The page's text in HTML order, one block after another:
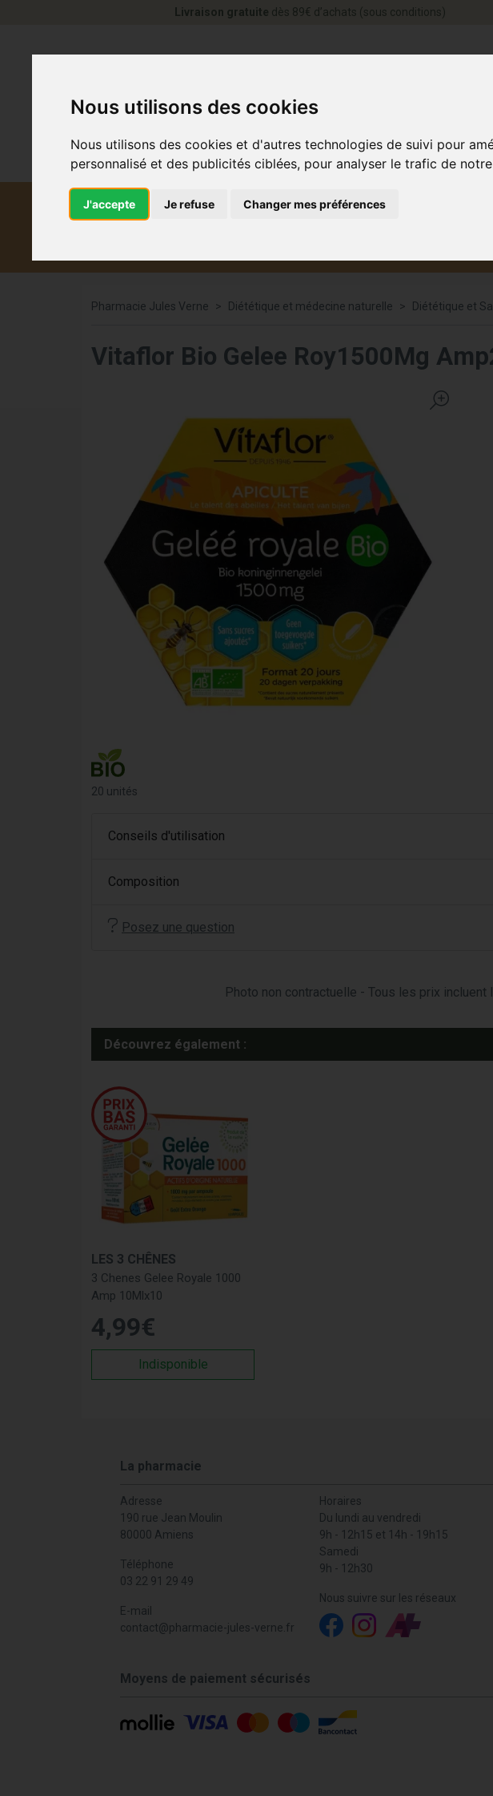
Nous utilisons des cookies
Nous utilisons des cookies et d'autres technologies de suivi pour
personnalisé et des publicités ciblées, pour analyser le trafic de
J'accepte Je refuse Changer mes préférences
Livraison gratuite dès 89€ d’achats (sous conditions)
Pharmacie Jules Verne Diététique et médecine naturelle Diététique et
Vitaflor Bio Gelee Roy1500Mg
20 unités
Conseils d'utilisation
Composition
Posez une question
Photo non contractuelle - Tous les prix
Découvrez également :
LES 3 CHÊNES
3 Chenes Gelee Royale 1000
Amp 10Mlx10
4,99€
Indisponible
La pharmacie
Adresse
190 rue Jean Moulin
80000 Amiens
Téléphone
03 22 91 29 49
E-mail
contact@pharmacie-jules-verne.fr
Horaires
Du lundi au vendredi
9h - 12h15 et 14h - 19h15
Samedi
9h - 12h30
Nous suivre sur les réseaux
Moyens de paiement sécurisés